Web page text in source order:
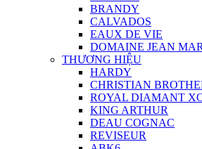
BRANDY
CALVADOS
EAUX DE VIE
DOMAINE JEAN
THƯƠNG HIỆU
HARDY
CHRISTIAN
ROYAL DIAMANT
KING ARTHUR
DEAU COGNAC
REVISEUR